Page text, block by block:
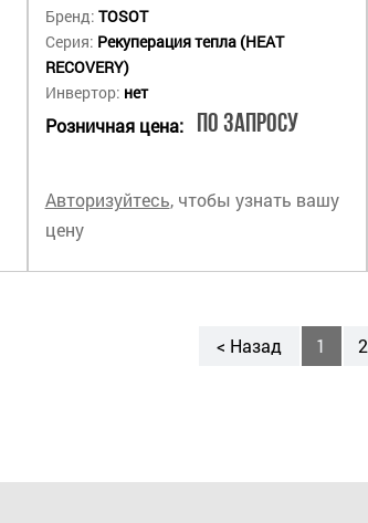
Бренд: TOSOT
Серия: Рекуперация тепла (HEAT
RECOVERY)
Инвертор: нет
Розничная цена: По запросу
Авторизуйтесь, чтобы узнать вашу
цену
< Назад 1 2